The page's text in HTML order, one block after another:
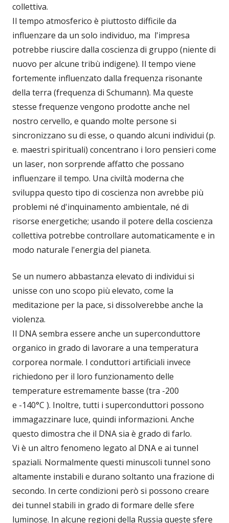
collettiva.
Il tempo atmosferico è piuttosto difficile da
influenzare da un solo individuo, ma l'impresa
potrebbe riuscire dalla coscienza di gruppo (niente di
nuovo per alcune tribù indigene). Il tempo viene
fortemente influenzato dalla frequenza risonante
della terra (frequenza di Schumann). Ma queste
stesse frequenze vengono prodotte anche nel
nostro cervello, e quando molte persone si
sincronizzano su di esse, o quando alcuni individui (p.
e. maestri spirituali) concentrano i loro pensieri come
un laser, non sorprende affatto che possano
influenzare il tempo. Una civiltà moderna che
sviluppa questo tipo di coscienza non avrebbe più
problemi né d'inquinamento ambientale, né di
risorse energetiche; usando il potere della coscienza
collettiva potrebbe controllare automaticamente e in
modo naturale l'energia del pianeta.
Se un numero abbastanza elevato di individui si
unisse con uno scopo più elevato, come la
meditazione per la pace, si dissolverebbe anche la
violenza.
Il DNA sembra essere anche un superconduttore
organico in grado di lavorare a una temperatura
corporea normale. I conduttori artificiali invece
richiedono per il loro funzionamento delle
temperature estremamente basse (tra -200
e -140°C ). Inoltre, tutti i superconduttori possono
immagazzinare luce, quindi informazioni. Anche
questo dimostra che il DNA sia è grado di farlo.
Vi è un altro fenomeno legato al DNA e ai tunnel
spaziali. Normalmente questi minuscoli tunnel sono
altamente instabili e durano soltanto una frazione di
secondo. In certe condizioni però si possono creare
dei tunnel stabili in grado di formare delle sfere
luminose. In alcune regioni della Russia queste sfere